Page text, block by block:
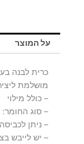
BUDY
על המוצר
כרית לבנה
מושלמת
– כולל מילוי
– סוג החומר: 100% כותנה
– ניתן
– יש לייבש